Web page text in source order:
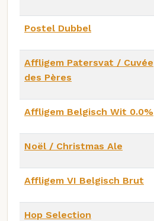
Postel Dubbel
Affligem Patersvat / Cuvée
des Pères
Affligem Belgisch Wit 0.0%
Noël / Christmas Ale
Affligem VI Belgisch Brut
Hop Selection